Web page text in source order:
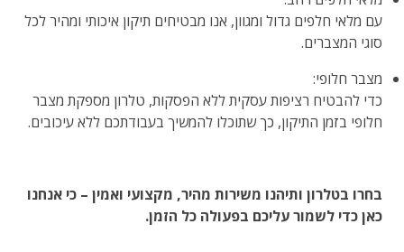
עם מלאי חלפים גדול ומגוון, אנו מבטיחים תיקון איכותי ומהיר לכל
סוגי המצברים.
מצבר חלופי:
כדי להבטיח רציפות עסקית ללא הפסקות, טלרון מספקת מצבר
חלופי בזמן התיקון, כך שתוכלו להמשיך בעבודתכם ללא עיכובים.
בחרו בטלרון ותיהנו משירות מהיר, מקצועי ואמין – כי אנחנו
כאן כדי לשמור עליכם בפעולה כל הזמן.